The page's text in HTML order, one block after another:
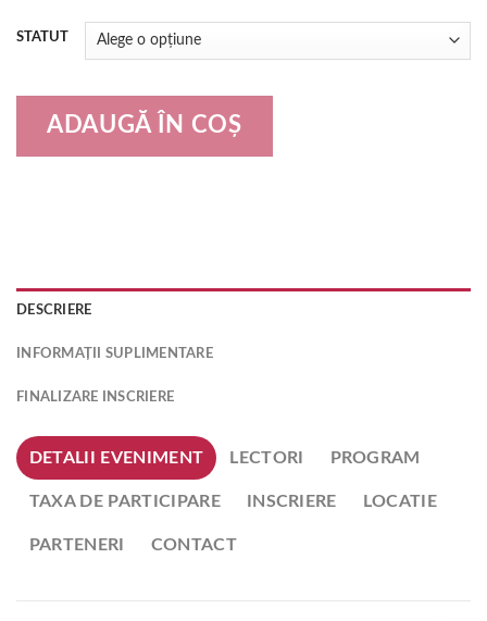
STATUT
ADAUGĂ ÎN COȘ
DESCRIERE
INFORMAȚII SUPLIMENTARE
FINALIZARE INSCRIERE
DETALII EVENIMENT LECTORI PROGRAM
TAXA DE PARTICIPARE INSCRIERE LOCATIE
PARTENERI CONTACT